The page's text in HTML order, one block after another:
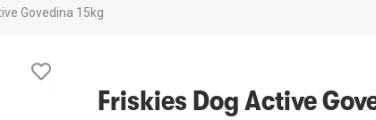
Govedina 15kg
želja
Friskies Dog Active